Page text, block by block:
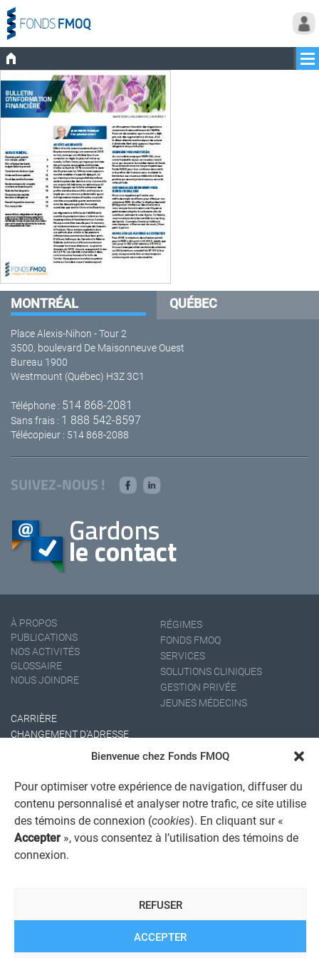
Bienvenue chez Fonds FMOQ
Pour optimiser votre expérience de navigation, diffuser du
contenu personnalisé et analyser notre trafic, ce site utilise
des témoins de connexion (cookies). En cliquant sur «
Accepter », vous consentez à l’utilisation des témoins de
connexion.
ACCEPTER
REFUSER
MONTRÉAL QUÉBEC
Place Alexis-Nihon - Tour 2
3500, boulevard De Maisonneuve Ouest
Bureau 1900
Westmount (Québec) H3Z 3C1
Téléphone : 514 868-2081
Sans frais : 1 888 542-8597
Télécopieur : 514 868-2088
SUIVEZ-NOUS !
À PROPOS
PUBLICATIONS
NOS ACTIVITÉS
GLOSSAIRE
NOUS JOINDRE
RÉGIMES
FONDS FMOQ
SERVICES
SOLUTIONS CLINIQUES
GESTION PRIVÉE
JEUNES MÉDECINS
CARRIÈRE
CHANGEMENT D'ADRESSE
AVIS JURIDIQUE GÉNÉRAL
POLITIQUE DE TRAITEMENT DES PLAINTES
REGISTRE DES CONFLITS D'INTÉRÊTS